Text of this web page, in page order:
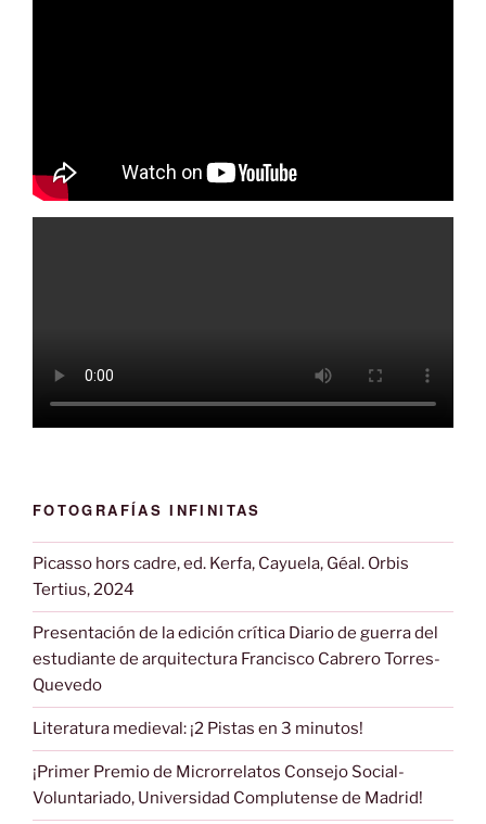
FOTOGRAFÍAS INFINITAS
Picasso hors cadre, ed. Kerfa, Cayuela, Géal. Orbis
Tertius, 2024
Presentación de la edición crítica Diario de guerra del
estudiante de arquitectura Francisco Cabrero Torres-
Quevedo
Literatura medieval: ¡2 Pistas en 3 minutos!
¡Primer Premio de Microrrelatos Consejo Social-
Voluntariado, Universidad Complutense de Madrid!